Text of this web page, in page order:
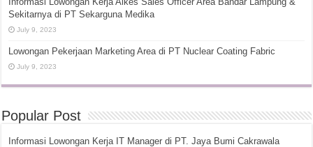
Sekitarnya di PT Sekarguna Medika
July 9, 2023
Lowongan Pekerjaan Marketing Area di PT Nuclear Coating Fabric
July 9, 2023
Popular Post
Informasi Lowongan Kerja IT Manager di PT. Jaya Bumi Cakrawala